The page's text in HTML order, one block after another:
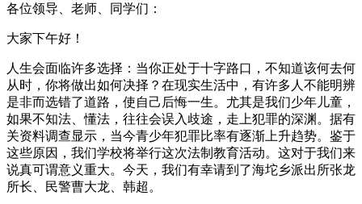
各位领导、老师、同学们：
大家下午好！
人生会面临许多选择：当你正处于十字路口，不知道该何去何
从时，你将做出如何决择？在现实生活中，有许多人不能明辨
是非而选错了道路，使自己后悔一生。尤其是我们少年儿童，
如果不知法、懂法，往往会误入歧途，走上犯罪的深渊。据有
关资料调查显示，当今青少年犯罪比率有逐渐上升趋势。鉴于
这些原因，我们学校将举行这次法制教育活动。这对于我们来
说真可谓意义重大。今天，我们有幸请到了海坨乡派出所张龙
所长、民警曹大龙、韩超。